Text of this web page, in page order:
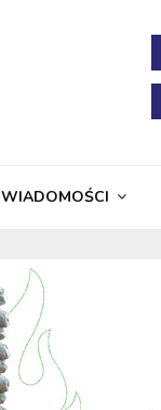
WIADOMOŚCI